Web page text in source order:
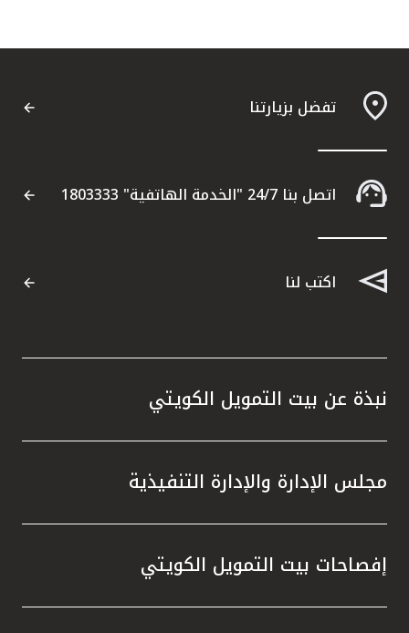
تفضل بزيارتنا
اتصل بنا 24/7 "الخدمة الهاتفية" 1803333
اكتب لنا
نبذة عن بيت التمويل الكويتي
مجلس الإدارة والإدارة التنفيذية
إفصاحات بيت التمويل الكويتي